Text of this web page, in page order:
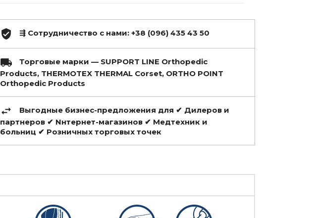
⇶ Сотрудничество с нами: +38 (096) 435 43 50
Торговые марки — SUPPORT LINE Orthopedic
Products, THERMOTEX THERMAL Corset, ORTHO POINT
Orthopedic Products
Выгодные бизнес-предложения для ✔ Дилеров и
партнеров ✔ Nнтернет-магазинов ✔ Медтехник и
больниц ✔ Розничных торговых точек